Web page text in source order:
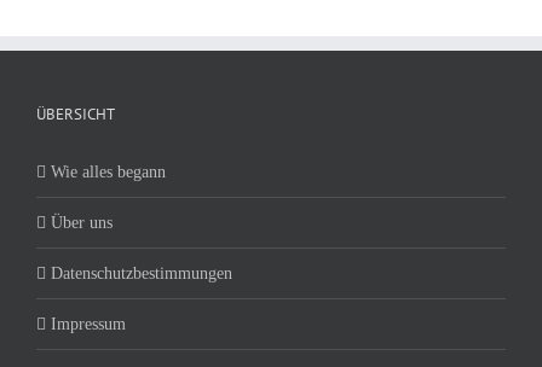
ÜBERSICHT
Wie alles begann
Über uns
Datenschutzbestimmungen
Impressum